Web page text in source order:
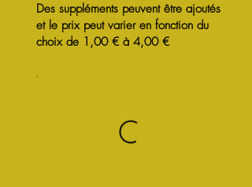
Des suppléments peuvent être ajoutés
et le prix peut varier en fonction du
choix de 1,00 € à 4,00 €